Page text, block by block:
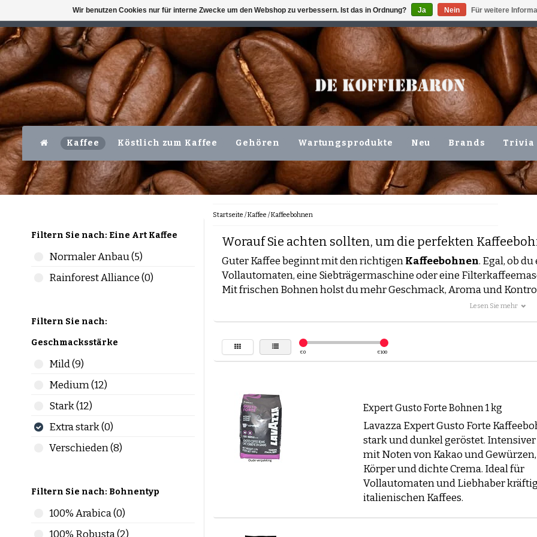
VERFÜGBAR MO-FR VOR 16 UHR LEVERING VOLGENDE WERKDAG !!! ODER ABHOLUNG IN DEN
Kaffee Köstlich zum Kaffee Gehören Wartungsprodukte Neu Brands Trivia
Filtern Sie nach: Eine Art Kaffee
Normaler Anbau (5)
Rainforest Alliance (0)
Filtern Sie nach:
Geschmacksstärke
Mild (9)
Medium (12)
Stark (12)
Extra stark (0)
Verschieden (8)
Filtern Sie nach: Bohnentyp
100% Arabica (0)
100% Robusta (2)
Startseite /Kaffee /Kaffeebohnen
Worauf Sie achten sollten, um die perfekten
Guter Kaffee beginnt mit den richtigenKaffeebohnen. Egal, ob
Vollautomaten, eine Siebträgermaschine oder eine
Mit frischen Bohnen holst du mehr Geschmack, Aroma und
Arabica Kaffeebohnenals auch
Kaffeebohnen, von kräftigen Espressos bis zu milden 100%
Suchst du Kaffeebohnen für Espresso, Cappuccino oder einen
Nutze unsere Filter, um schnell die Bohnen zu finden, die deinem
Arabica vs. Robusta Kaffeebohnen: Was ist der Unterschied?
Die Wahl zwischen Arabica und Robusta bestimmt den Charakter
die wichtigsten Unterschiede:
Arabica Kaffeebohnen
Mild und verfeinert im Geschmack
Leicht fruchtig oder subtil frisch
Komplexes Aroma, ideal für Espresso und Filterkaffee
Robusta Kaffeebohnen
Lesen Sie mehr
€0 €100
Expert Gusto Forte Bohnen 1 kg
Lavazza Expert Gusto Forte
stark und dunkel geröstet. Intensiver
mit Noten von Kakao und
Körper und dichte Crema. Ideal für
Vollautomaten und Liebhaber
italienischen Kaffees.
Wir benutzen Cookies nur für interne Zwecke um den Webshop zu verbessern. Ist das in Ordnung? Ja Nein Für weitere